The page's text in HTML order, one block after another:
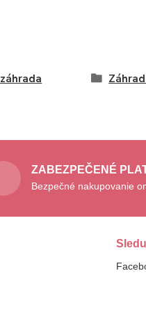
ZABEZPEČENÉ
Bezpečné nakupovanie